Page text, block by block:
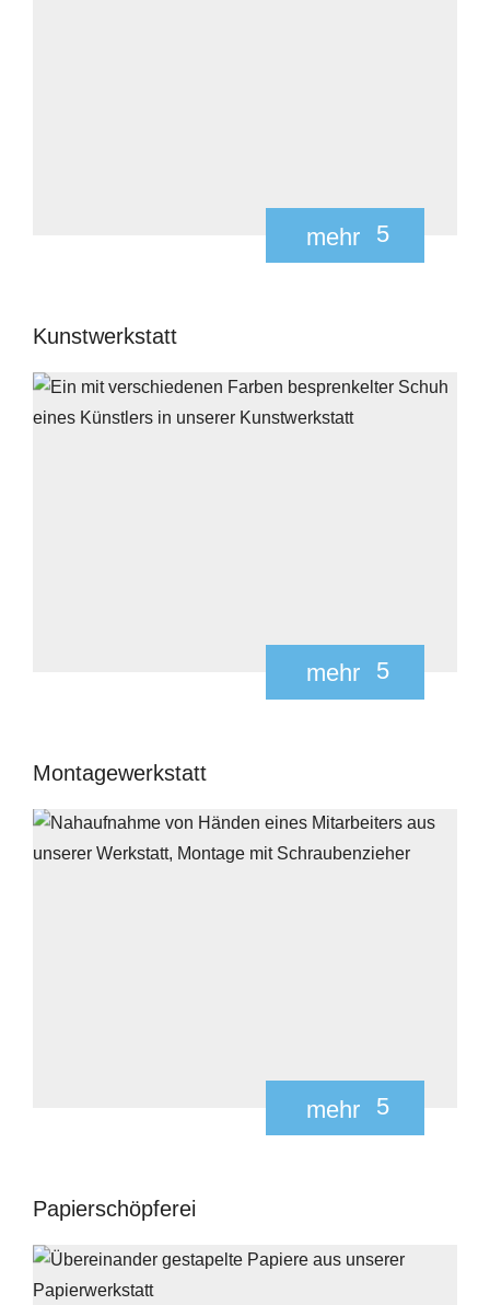
mehr 5
Kunstwerkstatt
mehr 5
Montagewerkstatt
mehr 5
Papierschöpferei